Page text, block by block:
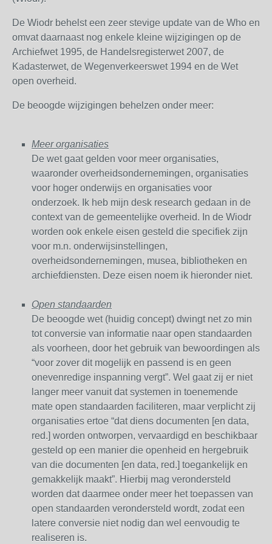
De Wiodr behelst een zeer stevige update van de Who en
omvat daarnaast nog enkele kleine wijzigingen op de
Archiefwet 1995, de Handelsregisterwet 2007, de
Kadasterwet, de Wegenverkeerswet 1994 en de Wet
open overheid.
De beoogde wijzigingen behelzen onder meer:
Meer organisaties
De wet gaat gelden voor meer organisaties,
waaronder overheidsondernemingen, organisaties
voor hoger onderwijs en organisaties voor
onderzoek. Ik heb mijn desk research gedaan in de
context van de gemeentelijke overheid. In de Wiodr
worden ook enkele eisen gesteld die specifiek zijn
voor m.n. onderwijsinstellingen,
overheidsondernemingen, musea, bibliotheken en
archiefdiensten. Deze eisen noem ik hieronder niet.
Open standaarden
De beoogde wet (huidig concept) dwingt net zo min
tot conversie van informatie naar open standaarden
als voorheen, door het gebruik van bewoordingen als
“voor zover dit mogelijk en passend is en geen
onevenredige inspanning vergt”. Wel gaat zij er niet
langer meer vanuit dat systemen in toenemende
mate open standaarden faciliteren, maar verplicht zij
organisaties ertoe “dat diens documenten [en data,
red.] worden ontworpen, vervaardigd en beschikbaar
gesteld op een manier die openheid en hergebruik
van die documenten [en data, red.] toegankelijk en
gemakkelijk maakt”. Hierbij mag verondersteld
worden dat daarmee onder meer het toepassen van
open standaarden verondersteld wordt, zodat een
latere conversie niet nodig dan wel eenvoudig te
realiseren is.